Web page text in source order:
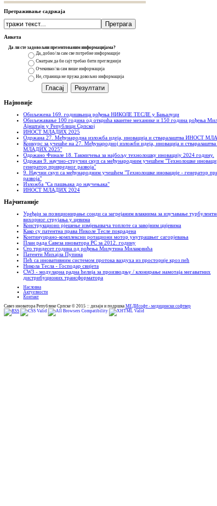
Претраживање садржаја
Анкета
Да ли сте задовољни презентованим информацијама?
Да, добио/ла сам све потребне информације
Сматрам да би сајт требао бити прегледнији
Очекивао/ла сам више информација
Не, страница не пружа довољно информација
Најновије
Обиљежена 169. годишњица рођења НИКОЛЕ ТЕСЛЕ у Бањалуци
Обиљежавање 100 година од открића квантне механике и 150 година рођења
Ајнштајн у Републици Српској
ИНОСТ МЛАДИХ 2025
Одржана 27. Међународна изложба идеја, иновација и стваралаштва ИНОСТ
Конкурс за учешће на 27. Међународној изложби идеја, иновација и
МЛАДИХ 2025"
Oдржано Финале 18. Такмичења за најбољу технолошку иновацију 2024 годину.
Одржан 9. научнo-стручни скуп са међународним учешћем "Технолошке
генератор привредног развоја"
9. Научни скуп са међународним учешћем "Технолошке иновације - генератор
развоја"
Изложба "Са пашњака до научењака"
ИНОСТ МЛАДИХ 2024
Најчитаније
Уређаји за позиционирање сонди са загрејаним влакнима за изучавање
вихорног струјања у цевима
Конструкционо рјешење измјењивача топлоте са завојним цијевима
Како су патентна права Никoлe Тесле покрадена
Континуирано-комплексни ротациони мотор унутрашњег сагорјевања
План рада Савеза иноватора РС за 2012. годину
Сто тридесет година од рођења Милутина Милаковића
Патенти Михајла Пупина
Пећ са иновативним системом протока ваздуха из просторије кроз пећ
Никола Тесла - Господар свијета
CW3 - модуларна радна ћелија за производњу / клонирање намотаја мегаватних
дистрибуционих трансформатора
Насловна
Актуелности
Контакт
Савез иноватора Републике Српске © 2015 :: дизајн и подршка МЕДИсофт - медицински софтвер